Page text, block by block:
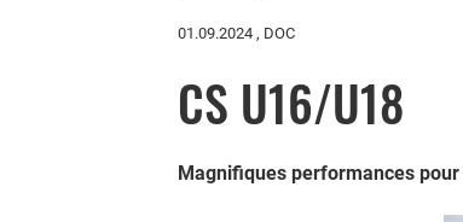
01.09.2024 , DOC
CS U16/U18
Magnifiques performances